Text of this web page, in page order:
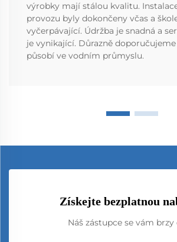
výrobky mají stálou kvalitu.
provozu byly dokončeny včas a
vyčerpávající. Údržba je snadná a
je vynikající. Důrazně
působí ve vodním průmyslu.
Získejte bezplatnou
Náš zástupce se vám brzy